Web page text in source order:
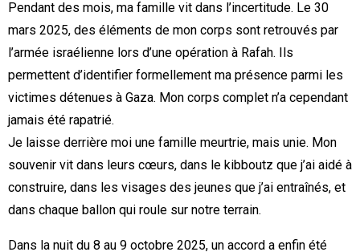
Pendant des mois, ma famille vit dans l’incertitude. Le 30
mars 2025, des éléments de mon corps sont retrouvés par
l’armée israélienne lors d’une opération à Rafah. Ils
permettent d’identifier formellement ma présence parmi les
victimes détenues à Gaza. Mon corps complet n’a cependant
jamais été rapatrié.
Je laisse derrière moi une famille meurtrie, mais unie. Mon
souvenir vit dans leurs cœurs, dans le kibboutz que j’ai aidé à
construire, dans les visages des jeunes que j’ai entraînés, et
dans chaque ballon qui roule sur notre terrain.
Dans la nuit du 8 au 9 octobre 2025, un accord a enfin été